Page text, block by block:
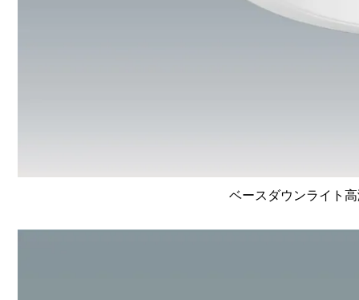
ベースダウンライト